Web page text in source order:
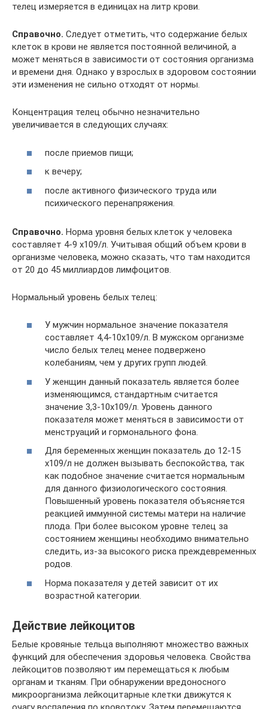
телец измеряется в единицах на литр крови.
Справочно. Следует отметить, что содержание белых
клеток в крови не является постоянной величиной, а
может меняться в зависимости от состояния организма
и времени дня. Однако у взрослых в здоровом состоянии
эти изменения не сильно отходят от нормы.
Концентрация телец обычно незначительно
увеличивается в следующих случаях:
после приемов пищи;
к вечеру;
после активного физического труда или
психического перенапряжения.
Справочно. Норма уровня белых клеток у человека
составляет 4-9 х109/л. Учитывая общий объем крови в
организме человека, можно сказать, что там находится
от 20 до 45 миллиардов лимфоцитов.
Нормальный уровень белых телец:
У мужчин нормальное значение показателя
составляет 4,4-10х109/л. В мужском организме
число белых телец менее подвержено
колебаниям, чем у других групп людей.
У женщин данный показатель является более
изменяющимся, стандартным считается
значение 3,3-10х109/л. Уровень данного
показателя может меняться в зависимости от
менструаций и гормонального фона.
Для беременных женщин показатель до 12-15
х109/л не должен вызывать беспокойства, так
как подобное значение считается нормальным
для данного физиологического состояния.
Повышенный уровень показателя объясняется
реакцией иммунной системы матери на наличие
плода. При более высоком уровне телец за
состоянием женщины необходимо внимательно
следить, из-за высокого риска преждевременных
родов.
Норма показателя у детей зависит от их
возрастной категории.
Действие лейкоцитов
Белые кровяные тельца выполняют множество важных
функций для обеспечения здоровья человека. Свойства
лейкоцитов позволяют им перемещаться к любым
органам и тканям. При обнаружении вредоносного
микроорганизма лейкоцитарные клетки движутся к